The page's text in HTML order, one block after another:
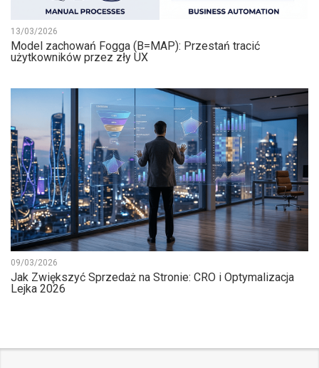
13/03/2026
Model zachowań Fogga (B=MAP): Przestań tracić
użytkowników przez zły UX
09/03/2026
Jak Zwiększyć Sprzedaż na Stronie: CRO i Optymalizacja
Lejka 2026